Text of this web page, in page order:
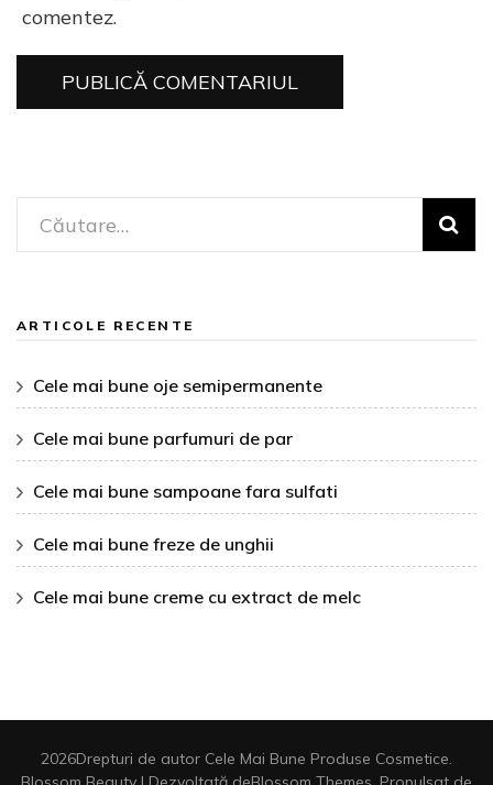
comentez.
Caută
după:
ARTICOLE RECENTE
Cele mai bune oje semipermanente
Cele mai bune parfumuri de par
Cele mai bune sampoane fara sulfati
Cele mai bune freze de unghii
Cele mai bune creme cu extract de melc
2026Drepturi de autor Cele Mai Bune Produse Cosmetice.